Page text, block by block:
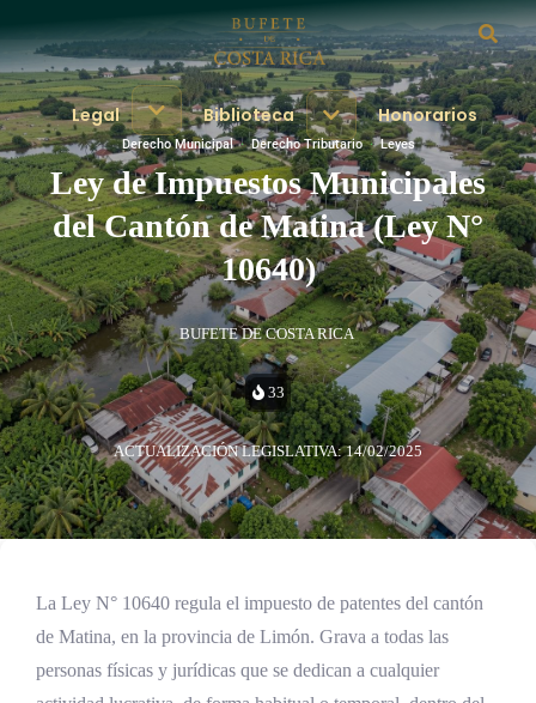
Legal Biblioteca Honorarios
Derecho Municipal·Derecho Tributario·Leyes
Ley de Impuestos Municipales
del Cantón de Matina (Ley N°
10640)
BUFETE DE COSTA RICA
33
ACTUALIZACIÓN LEGISLATIVA: 14/02/2025
La Ley N° 10640 regula el impuesto de patentes del cantón
de Matina, en la provincia de Limón. Grava a todas las
personas físicas y jurídicas que se dedican a cualquier